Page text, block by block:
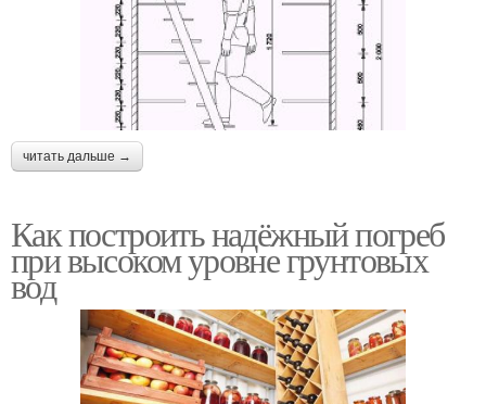
читать дальше →
Как построить надёжный погреб
при высоком уровне грунтовых
вод